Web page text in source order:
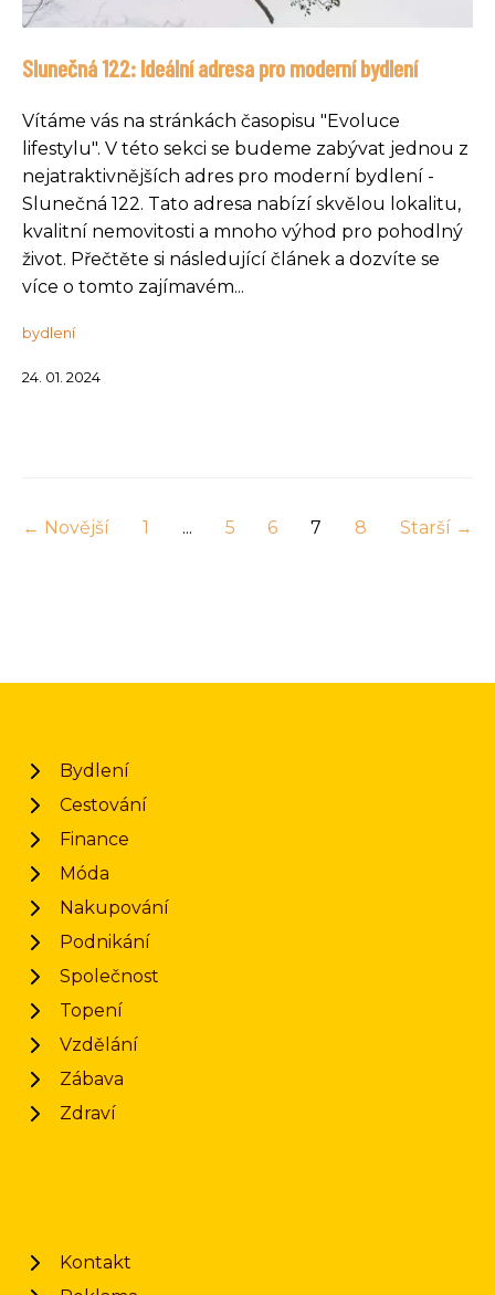
Slunečná 122: Ideální adresa pro moderní bydlení
Vítáme vás na stránkách časopisu "Evoluce
lifestylu". V této sekci se budeme zabývat jednou z
nejatraktivnějších adres pro moderní bydlení -
Slunečná 122. Tato adresa nabízí skvělou lokalitu,
kvalitní nemovitosti a mnoho výhod pro pohodlný
život. Přečtěte si následující článek a dozvíte se
více o tomto zajímavém...
bydlení
24. 01. 2024
← Novější 1 ... 5 6 7 8 Starší →
Bydlení
Cestování
Finance
Móda
Nakupování
Podnikání
Společnost
Topení
Vzdělání
Zábava
Zdraví
Kontakt